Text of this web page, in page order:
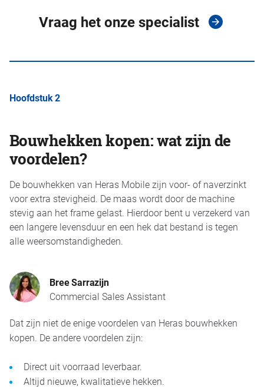
Vraag het onze specialist
Hoofdstuk 2
Bouwhekken kopen: wat zijn de
voordelen?
De bouwhekken van Heras Mobile zijn voor- of naverzinkt
voor extra stevigheid. De maas wordt door de machine
stevig aan het frame gelast. Hierdoor bent u verzekerd van
een langere levensduur en een hek dat bestand is tegen
alle weersomstandigheden.
Bree Sarrazijn
Commercial Sales Assistant
Dat zijn niet de enige voordelen van Heras bouwhekken
kopen. De andere voordelen zijn:
Direct uit voorraad leverbaar.
Altijd nieuwe, kwalitatieve hekken.